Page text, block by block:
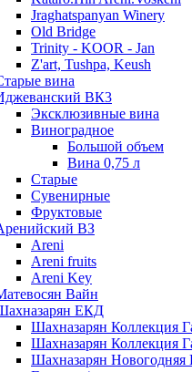
Jraghatspanyan Winery
Old Bridge
Trinity - KOOR - Jan
Z'art, Tushpa, Keush
вина
ВК3
Эксклюзивные вина
Виноградное
Большой объем
Вина 0,75 л
Старые
Сувенирные
Фруктовые
ВЗ
Areni
Areni fruits
Areni Key
Вайн
ЕКД
Шахназарян Коллекция
Шахназарян Коллекция
Шахназарян Новогодняя